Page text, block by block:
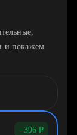
и покажем
−396 ₽